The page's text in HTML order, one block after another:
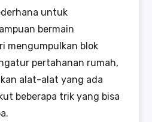
untuk
bermain
mengumpulkan blok
pertahanan rumah,
alat-alat yang ada
beberapa trik yang bisa